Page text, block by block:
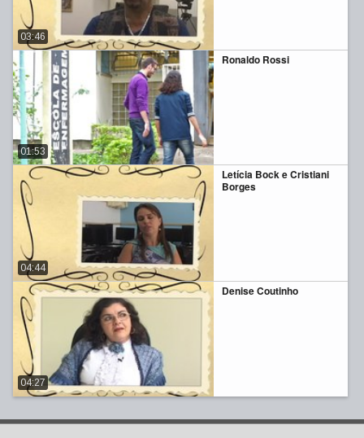
03:46
Ronaldo Rossi
01:53
Letícia Bock e Cristiani
Borges
04:44
Denise Coutinho
04:27